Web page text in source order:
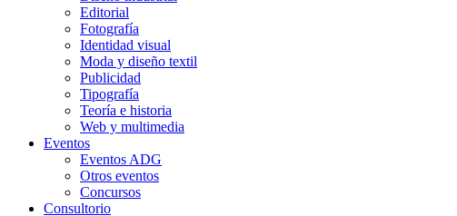
Editorial
Fotografía
Identidad visual
Moda y diseño textil
Publicidad
Tipografía
Teoría e historia
Web y multimedia
Eventos
Eventos ADG
Otros eventos
Concursos
Consultorio